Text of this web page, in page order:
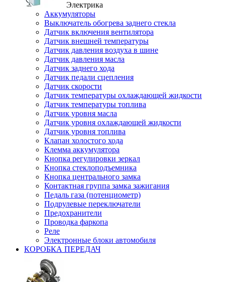
Электрика
Аккумуляторы
Выключатель обогрева заднего стекла
Датчик включения вентилятора
Датчик внешней температуры
Датчик давления воздуха в шине
Датчик давления масла
Датчик заднего хода
Датчик педали сцепления
Датчик скорости
Датчик температуры охлаждающей жидкости
Датчик температуры топлива
Датчик уровня масла
Датчик уровня охлаждающей жидкости
Датчик уровня топлива
Клапан холостого хода
Клемма аккумулятора
Кнопка регулировки зеркал
Кнопка стеклоподъемника
Кнопка центрального замка
Контактная группа замка зажигания
Педаль газа (потенциометр)
Подрулевые переключатели
Предохранители
Проводка фаркопа
Реле
Электронные блоки автомобиля
КОРОБКА ПЕРЕДАЧ